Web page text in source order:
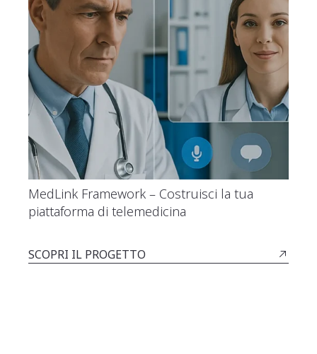
MedLink Framework – Costruisci la tua
piattaforma di telemedicina
SCOPRI IL PROGETTO